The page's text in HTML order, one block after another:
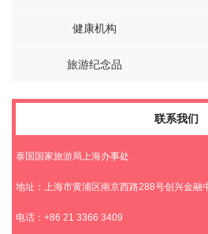
健康机构
旅游纪念品
联系我们
泰国国家旅游局上海办事处
地址：上海市黄浦区南京西路288号创兴金融
电话：+86 21 3366 3409